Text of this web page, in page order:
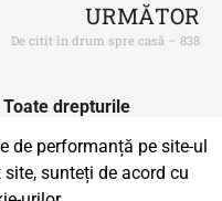
URMĂTOR
De citit în drum spre casă – 838
drepturile
de performanță pe site-ul
sunteți de acord cu